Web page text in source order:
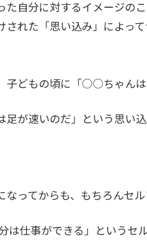
た自分に対するイメージの
された「思い込み」によって
子どもの頃に「○○ちゃんは
足が速いのだ」という思い
なってからも、もちろんセ
分は仕事ができる」というセ